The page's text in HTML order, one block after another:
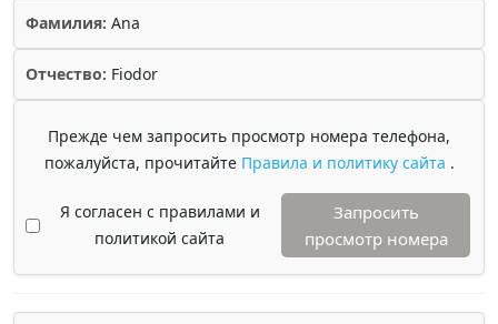
Фамилия: Ana
Отчество: Fiodor
Прежде чем запросить просмотр номера телефона,
пожалуйста, прочитайте Правила и политику сайта .
Я согласен с правилами и
политикой сайта
Запросить
просмотр номера